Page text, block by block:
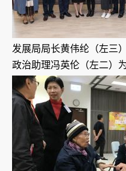
发展局局长黄伟纶（左三
政治助理冯英伦（左二）